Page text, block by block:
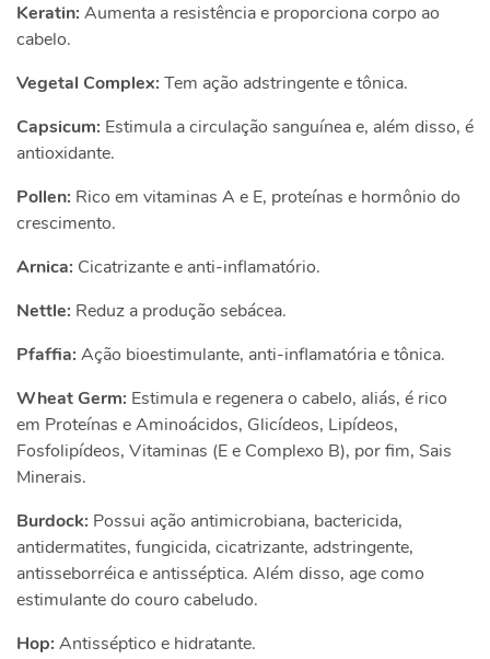
Keratin: Aumenta a resistência e proporciona corpo ao
cabelo.
Vegetal Complex: Tem ação adstringente e tônica.
Capsicum: Estimula a circulação sanguínea e, além disso, é
antioxidante.
Pollen: Rico em vitaminas A e E, proteínas e hormônio do
crescimento.
Arnica: Cicatrizante e anti-inflamatório.
Nettle: Reduz a produção sebácea.
Pfaffia: Ação bioestimulante, anti-inflamatória e tônica.
Wheat Germ: Estimula e regenera o cabelo, aliás, é rico
em Proteínas e Aminoácidos, Glicídeos, Lipídeos,
Fosfolipídeos, Vitaminas (E e Complexo B), por fim, Sais
Minerais.
Burdock: Possui ação antimicrobiana, bactericida,
antidermatites, fungicida, cicatrizante, adstringente,
antisseborréica e antisséptica. Além disso, age como
estimulante do couro cabeludo.
Hop: Antisséptico e hidratante.